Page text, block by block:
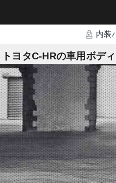
内装
トヨタC-HRの車用ボデ